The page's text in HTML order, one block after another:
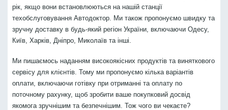
рік, якщо вони встановлюються на нашій станції
техобслуговування Автодоктор. Ми також пропонуємо швидку та
зручну доставку в будь-який регіон України, включаючи Одесу,
Київ, Харків, Дніпро, Миколаїв та інші.
Ми пишаємось наданням високоякісних продуктів та виняткового
сервісу для клієнтів. Тому ми пропонуємо кілька варіантів
оплати, включаючи готівку при отриманні та оплату по
поточному рахунку, щоб зробити ваше покупковий досвід
якомога зручнішим та безпечнішим. Тож чого ви чекаєте?